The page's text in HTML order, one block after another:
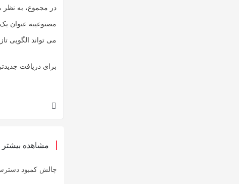
در مجموع، به نظر
مصنوعیبه عنوان
می تواند الگویی
برای دریافت
مشاهده بیشتر
چالش کمبود